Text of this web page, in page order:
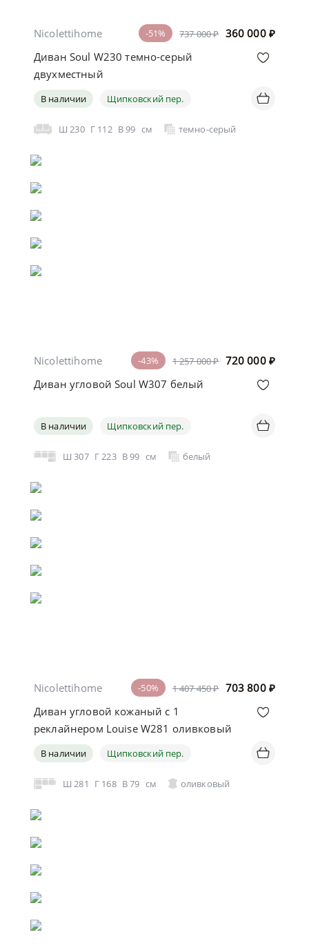
737 000 ₽ 360 000 ₽
-51%
Nicolettihome
Диван Soul W230 темно-серый
двухместный
В наличии Щипковский пер.
Ш 230 Г 112 В99 см темно-серый
1 257 000 ₽ 720 000 ₽
-43%
Nicolettihome
Диван угловой Soul W307 белый
В наличии Щипковский пер.
Ш 307 Г223 В99 см белый
1 407 450 ₽ 703 800 ₽
-50%
Nicolettihome
Диван угловой кожаный с 1
реклайнером Louise W281 оливковый
В наличии Щипковский пер.
Ш 281 Г 168 В79 см оливковый